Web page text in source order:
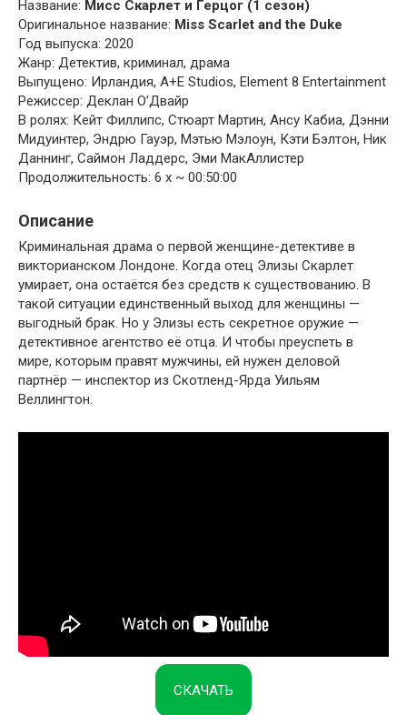
Название: Мисс Скарлет и Герцог (1 сезон)
Оригинальное название: Miss Scarlet and the Duke
Год выпуска: 2020
Жанр: Детектив, криминал, драма
Выпущено: Ирландия, A+E Studios, Element 8 Entertainment
Режиссер: Деклан О’Двайр
В ролях: Кейт Филлипс, Стюарт Мартин, Ансу Кабиа, Дэнни
Мидуинтер, Эндрю Гауэр, Мэтью Мэлоун, Кэти Бэлтон, Ник
Даннинг, Саймон Ладдерс, Эми МакАллистер
Продолжительность: 6 x ~ 00:50:00
Описание
Криминальная драма о первой женщине-детективе в
викторианском Лондоне. Когда отец Элизы Скарлет
умирает, она остаётся без средств к существованию. В
такой ситуации единственный выход для женщины —
выгодный брак. Но у Элизы есть секретное оружие —
детективное агентство её отца. И чтобы преуспеть в
мире, которым правят мужчины, ей нужен деловой
партнёр — инспектор из Скотленд-Ярда Уильям
Веллингтон.
СКАЧАТЬ